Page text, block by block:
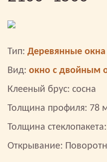
Тип: Деревянные окна
Вид: окно с двойным
Клееный брус: сосна
Толщина профиля: 78
Толщина
Открывание: